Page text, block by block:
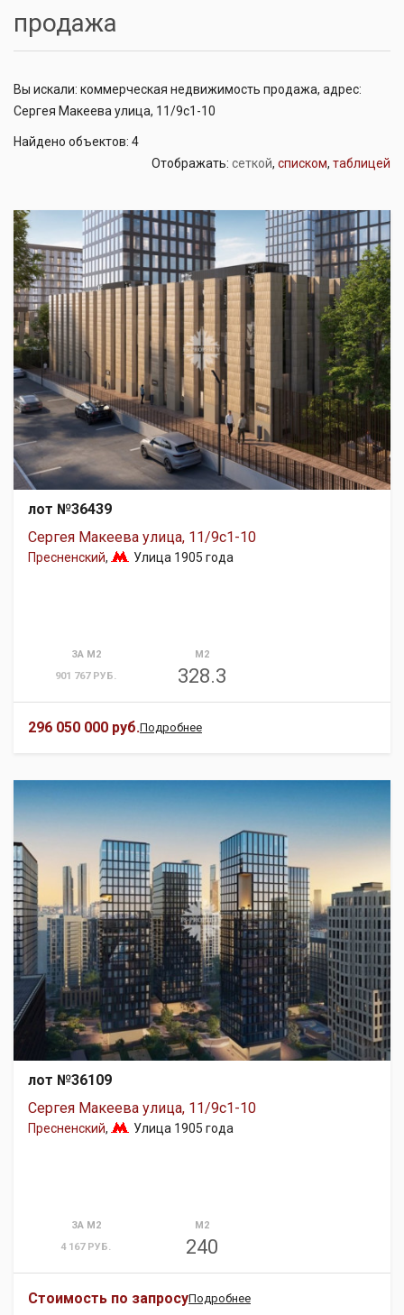
продажа
Вы искали: коммерческая недвижимость продажа, адрес:
Сергея Макеева улица, 11/9с1-10
Найдено объектов: 4
Отображать: сеткой, списком, таблицей
лот №36439
Сергея Макеева улица, 11/9с1-10
Пресненский, Улица 1905 года
ЗА М2
901 767 РУБ.
М2
328.3
296 050 000 руб.Подробнее
лот №36109
Сергея Макеева улица, 11/9с1-10
Пресненский, Улица 1905 года
ЗА М2
4 167 РУБ.
М2
240
Стоимость по запросуПодробнее